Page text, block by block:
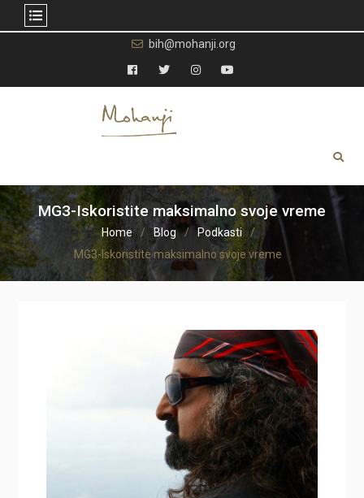
content
bih@mohanji.org
Facebook
TwitterInstagramYouTube
MG3-Iskoristite maksimalno svoje vreme
Home Blog
Podkasti
MG3-Iskoristite maksimalno svoje vreme